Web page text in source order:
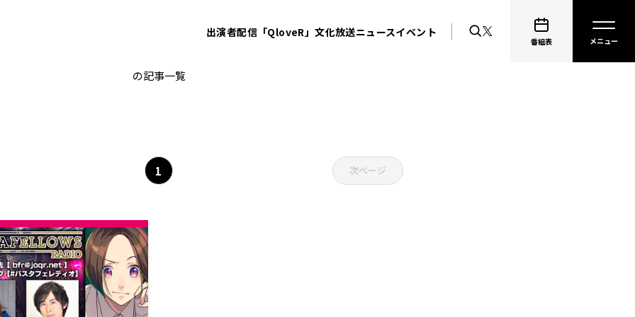
出演者配信「QloveR」文化放送ニュースイベント
番組表
バスタフェレディオ
の記事一覧
1 次ページ